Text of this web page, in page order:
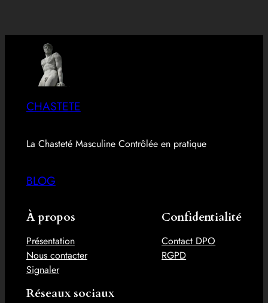
CHASTETE
La Chasteté Masculine Contrôlée en pratique
BLOG
À propos
Présentation
Nous contacter
Signaler
Confidentialité
Contact DPO
RGPD
Réseaux sociaux